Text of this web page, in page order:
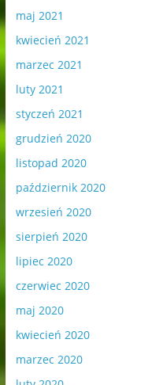
maj 2021
kwiecień 2021
marzec 2021
luty 2021
styczeń 2021
grudzień 2020
listopad 2020
październik 2020
wrzesień 2020
sierpień 2020
lipiec 2020
czerwiec 2020
maj 2020
kwiecień 2020
marzec 2020